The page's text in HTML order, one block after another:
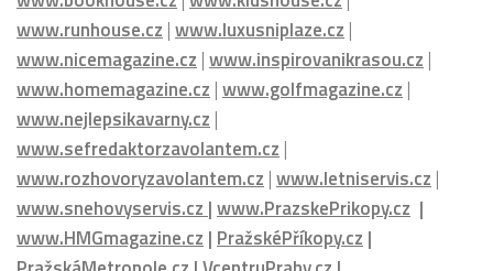
www.runhouse.cz |www.luxusniplaze.cz |
www.nicemagazine.cz |www.inspirovanikrasou.cz |
www.homemagazine.cz |www.golfmagazine.cz |
www.nejlepsikavarny.cz |
www.sefredaktorzavolantem.cz |
www.rozhovoryzavolantem.cz |www.letniservis.cz |
www.snehovyservis.cz |www.PrazskePrikopy.cz |
www.HMGmagazine.cz | PražskéPříkopy.cz |